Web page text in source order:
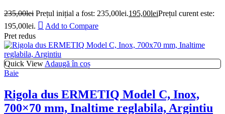
235,00lei Prețul inițial a fost: 235,00lei.195,00leiPrețul curent este:
195,00lei.
Add to Compare
Pret redus
Quick View Adaugă în coș
Baie
Rigola dus ERMETIQ Model C, Inox,
700×70 mm, Inaltime reglabila, Argintiu